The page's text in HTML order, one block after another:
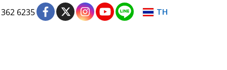
6235 TH